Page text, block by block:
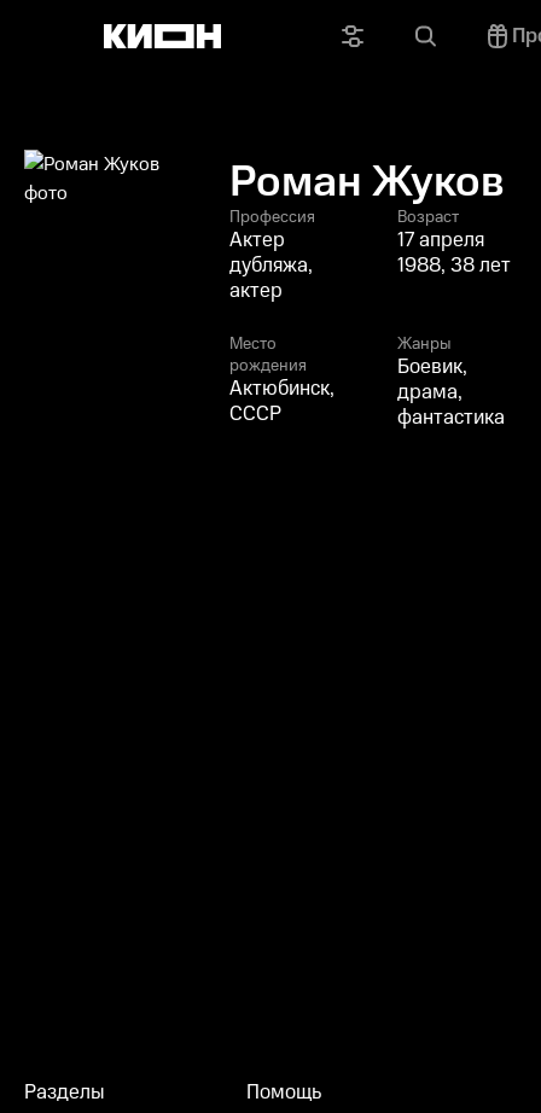
Роман Жуков
Профессия
Актер
дубляжа,
актер
Возраст
17 апреля
1988, 38 лет
Место
рождения
Актюбинск,
СССР
Жанры
Боевик,
драма,
фантастика
Разделы Помощь